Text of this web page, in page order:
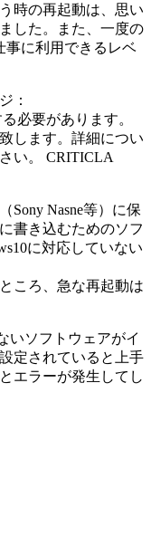
時の再起動は、思い
した。また、一度の
事に利用できるレベ
：
必要があります。
します。詳細につい
い。 CRITICLA
Sony Nasne等）に保
書き込むためのソフ
に対応していない
ころ、急な再起動は
いソフトウェアがイ
定されていると上手
エラーが発生してし